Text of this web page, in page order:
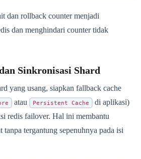
dan rollback counter menjadi
dan menghindari counter tidak
Sinkronisasi Shard
yang usang, siapkan fallback cache
atau Persistent Cache
di aplikasi)
redis failover. Hal ini membantu
tanpa tergantung sepenuhnya pada isi